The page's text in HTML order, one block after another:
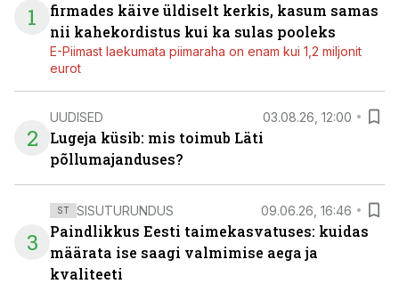
1
firmades käive üldiselt kerkis, kasum samas
nii kahekordistus kui ka sulas pooleks
E-Piimast laekumata piimaraha on enam kui 1,2 miljonit
eurot
2
UUDISED 03.08.26, 12:00
Lugeja küsib: mis toimub Läti
põllumajanduses?
3
ST SISUTURUNDUS 09.06.26, 16:46
Paindlikkus Eesti taimekasvatuses: kuidas
määrata ise saagi valmimise aega ja
kvaliteeti